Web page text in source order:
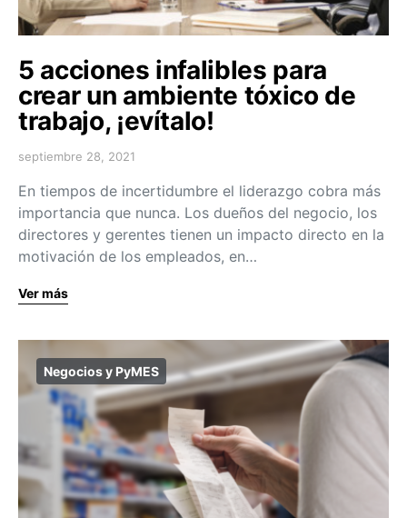
5 acciones infalibles para
crear un ambiente tóxico de
trabajo, ¡evítalo!
septiembre 28, 2021
En tiempos de incertidumbre el liderazgo cobra más
importancia que nunca. Los dueños del negocio, los
directores y gerentes tienen un impacto directo en la
motivación de los empleados, en…
Ver más
Negocios y PyMES